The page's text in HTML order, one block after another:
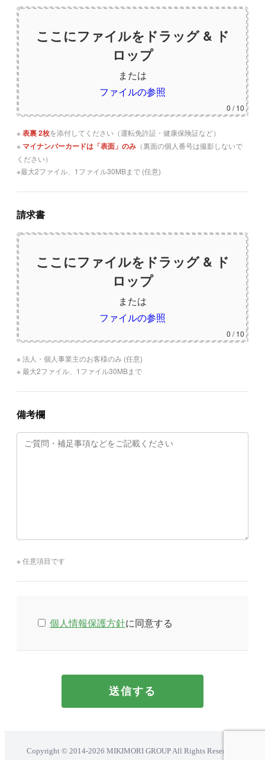
ここにファイルをドラッグ & ド
ロップ
または
ファイルの参照
0 / 10
※表裏 2枚を添付してください（運転免許証・健康保険証など）
※ マイナンバーカードは「表面」のみ （裏面の個人番号は撮影しないで
ください）
※最大2ファイル、1ファイル30MBまで (任意)
請求書
ここにファイルをドラッグ & ド
ロップ
または
ファイルの参照
0 / 10
※ 法人・個人事業主のお客様のみ (任意)
※ 最大2ファイル、1ファイル30MBまで
備考欄
※ 任意項目です
個人情報保護方針に同意する
Copyright © 2014-2026 MIKIMORI GROUP All Rights Reserved.